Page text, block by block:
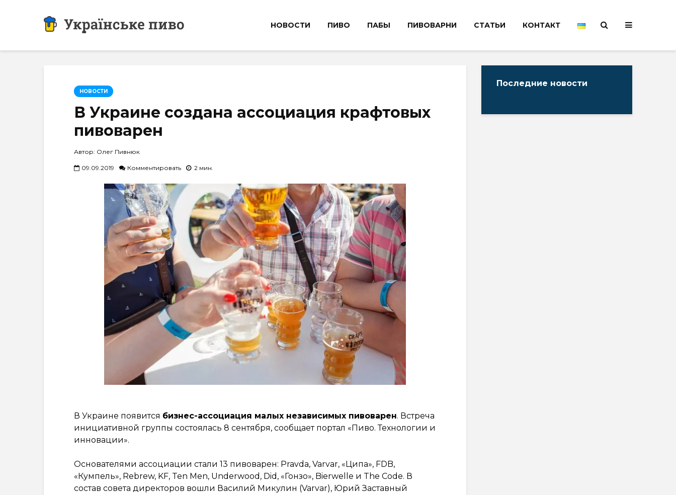
НОВОСТИ ПИВО ПАБЫ ПИВОВАРНИ СТАТЬИ КОНТАКТ
НОВОСТИ
В Украине создана ассоциация крафтовых
пивоварен
Автор: Олег Пивнюк
09.09.2019 Комментировать 2 мин.
В Украине появится бизнес-ассоциация малых независимых пивоварен. Встреча
инициативной группы состоялась 8 сентября, сообщает портал «Пиво. Технологии и
инновации».
Основателями ассоциации стали 13 пивоварен: Pravda, Varvar, «Ципа», FDB,
«Кумпель», Rebrew, KF, Ten Men, Underwood, Did, «Гонзо», Bierwelle и The Code. В
состав совета директоров вошли Василий Микулин (Varvar), Юрий Заставный
Последние новости